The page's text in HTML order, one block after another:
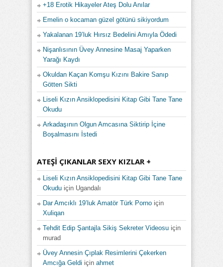
+18 Erotik Hikayeler Ateş Dolu Anılar
Emelin o kocaman güzel götünü sikiyordum
Yakalanan 19’luk Hırsız Bedelini Amıyla Ödedi
Nişanlısının Üvey Annesine Masaj Yaparken
Yarağı Kaydı
Okuldan Kaçan Komşu Kızını Bakire Sanıp
Götten Sikti
Liseli Kızın Ansiklopedisini Kitap Gibi Tane Tane
Okudu
Arkadaşının Olgun Amcasına Siktirip İçine
Boşalmasını İstedi
ATEŞI ÇIKANLAR SEXY KIZLAR +
Liseli Kızın Ansiklopedisini Kitap Gibi Tane Tane
Okudu için Ugandalı
Dar Amcıklı 19’luk Amatör Türk Porno için
Xuliqan
Tehdit Edip Şantajla Sikiş Sekreter Videosu için
murad
Üvey Annesin Çıplak Resimlerini Çekerken
Amcığa Geldi için ahmet